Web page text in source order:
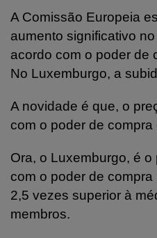
A Comissão Europeia
aumento significativo
acordo com o poder de
No Luxemburgo, a
A novidade é que, o
com o poder de
Ora, o Luxemburgo, é
com o poder de
2,5 vezes superior à
membros.